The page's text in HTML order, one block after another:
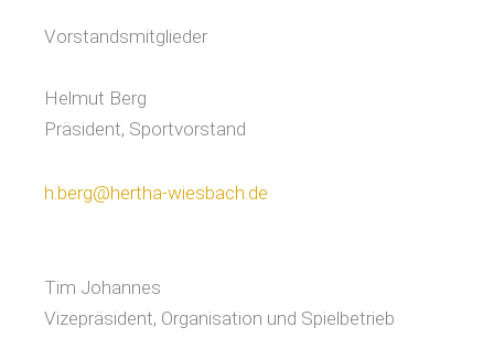
Vorstandsmitglieder
Helmut Berg
Präsident, Sportvorstand
h.berg@hertha-wiesbach.de
Tim Johannes
Vizepräsident, Organisation und Spielbetrieb